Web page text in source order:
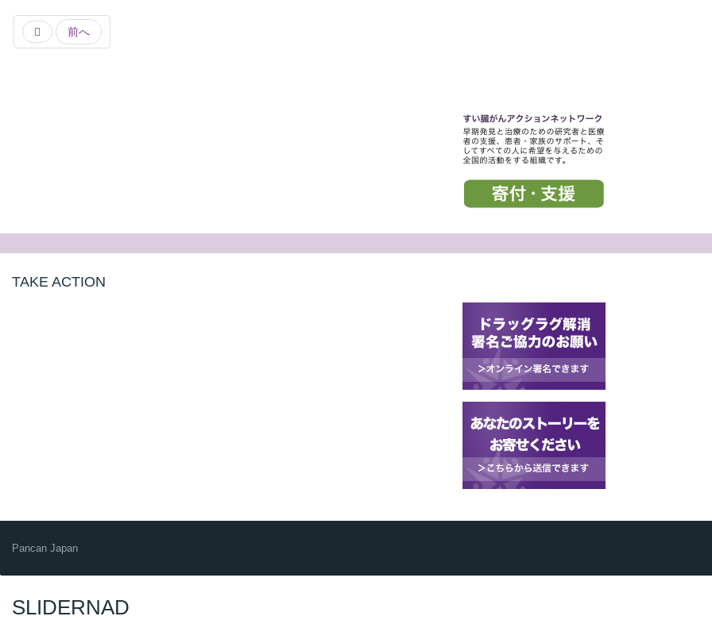
前へ
TAKE ACTION
Pancan Japan
SLIDERNAD